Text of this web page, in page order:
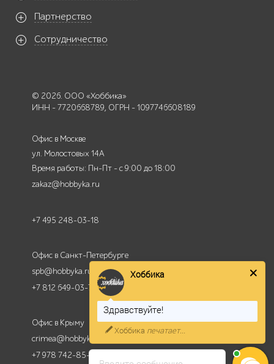
Партнерство
Сотрудничество
© 2026. ООО «Хоббика»
ИНН - 7720668789, ОГРН - 1097746608189
Офис в Москве
ул. Молостовых 14А
Время работы: Пн-Пт - с 9:00 до 18:00
zakaz@hobbyka.ru
+7 495 248-03-18
Офис в Санкт-Петербурге
spb@hobbyka.ru
+7 812 649-03-73
Офис в Крыму
crimea@hobbyka.ru
+7 978 742-85-95
Хоббика
Здравствуйте!
Хоббика печатает...